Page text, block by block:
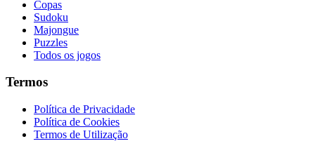
Copas
Sudoku
Majongue
Puzzles
Todos os jogos
Termos
Política de Privacidade
Política de Cookies
Termos de Utilização